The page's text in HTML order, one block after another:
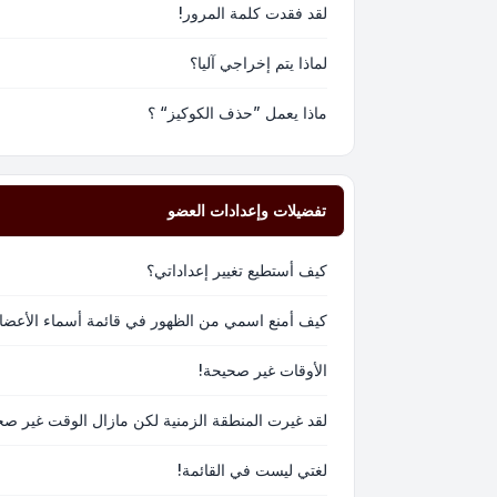
لقد فقدت كلمة المرور!
لماذا يتم إخراجي آليا؟
ماذا يعمل ”حذف الكوكيز“ ؟
تفضيلات وإعدادات العضو
كيف أستطيع تغيير إعداداتي؟
كيف أمنع اسمي من الظهور في قائمة أسماء
الأوقات غير صحيحة!
لقد غيرت المنطقة الزمنية لكن مازال الوقت غير
لغتي ليست في القائمة!